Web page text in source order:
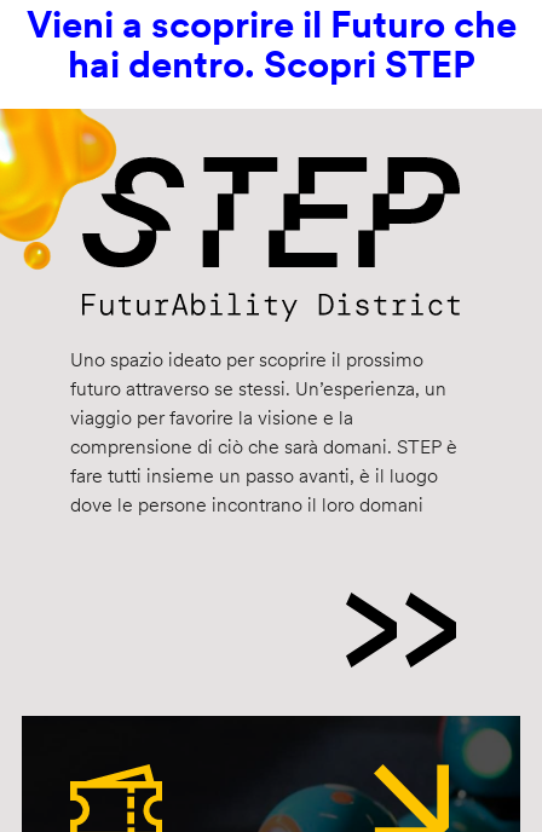
Vieni a scoprire il Futuro che
hai dentro. Scopri STEP
Uno spazio ideato per scoprire il prossimo
futuro attraverso se stessi. Un’esperienza, un
viaggio per favorire la visione e la
comprensione di ciò che sarà domani. STEP è
fare tutti insieme un passo avanti, è il luogo
dove le persone incontrano il loro domani